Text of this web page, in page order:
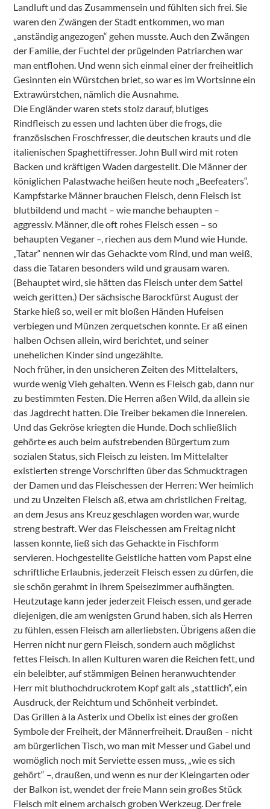
Landluft und das Zusammensein und fühlten sich frei. Sie
waren den Zwängen der Stadt entkommen, wo man
„anständig angezogen“ gehen musste. Auch den Zwängen
der Familie, der Fuchtel der prügelnden Patriarchen war
man entflohen. Und wenn sich einmal einer der freiheitlich
Gesinnten ein Würstchen briet, so war es im Wortsinne ein
Extrawürstchen, nämlich die Ausnahme.
Die Engländer waren stets stolz darauf, blutiges
Rindfleisch zu essen und lachten über die frogs, die
französischen Froschfresser, die deutschen krauts und die
italienischen Spaghettifresser. John Bull wird mit roten
Backen und kräftigen Waden dargestellt. Die Männer der
königlichen Palastwache heißen heute noch „Beefeaters“.
Kampfstarke Männer brauchen Fleisch, denn Fleisch ist
blutbildend und macht – wie manche behaupten –
aggressiv. Männer, die oft rohes Fleisch essen – so
behaupten Veganer –, riechen aus dem Mund wie Hunde.
„Tatar“ nennen wir das Gehackte vom Rind, und man weiß,
dass die Tataren besonders wild und grausam waren.
(Behauptet wird, sie hätten das Fleisch unter dem Sattel
weich geritten.) Der sächsische Barockfürst August der
Starke hieß so, weil er mit bloßen Händen Hufeisen
verbiegen und Münzen zerquetschen konnte. Er aß einen
halben Ochsen allein, wird berichtet, und seiner
unehelichen Kinder sind ungezählte.
Noch früher, in den unsicheren Zeiten des Mittelalters,
wurde wenig Vieh gehalten. Wenn es Fleisch gab, dann nur
zu bestimmten Festen. Die Herren aßen Wild, da allein sie
das Jagdrecht hatten. Die Treiber bekamen die Innereien.
Und das Gekröse kriegten die Hunde. Doch schließlich
gehörte es auch beim aufstrebenden Bürgertum zum
sozialen Status, sich Fleisch zu leisten. Im Mittelalter
existierten strenge Vorschriften über das Schmucktragen
der Damen und das Fleischessen der Herren: Wer heimlich
und zu Unzeiten Fleisch aß, etwa am christlichen Freitag,
an dem Jesus ans Kreuz geschlagen worden war, wurde
streng bestraft. Wer das Fleischessen am Freitag nicht
lassen konnte, ließ sich das Gehackte in Fischform
servieren. Hochgestellte Geistliche hatten vom Papst eine
schriftliche Erlaubnis, jederzeit Fleisch essen zu dürfen, die
sie schön gerahmt in ihrem Speisezimmer aufhängten.
Heutzutage kann jeder jederzeit Fleisch essen, und gerade
diejenigen, die am wenigsten Grund haben, sich als Herren
zu fühlen, essen Fleisch am allerliebsten. Übrigens aßen die
Herren nicht nur gern Fleisch, sondern auch möglichst
fettes Fleisch. In allen Kulturen waren die Reichen fett, und
ein beleibter, auf stämmigen Beinen heranwuchtender
Herr mit bluthochdruckrotem Kopf galt als „stattlich“, ein
Ausdruck, der Reichtum und Schönheit verbindet.
Das Grillen à la Asterix und Obelix ist eines der großen
Symbole der Freiheit, der Männerfreiheit. Draußen – nicht
am bürgerlichen Tisch, wo man mit Messer und Gabel und
womöglich noch mit Serviette essen muss, „wie es sich
gehört“ –, draußen, und wenn es nur der Kleingarten oder
der Balkon ist, wendet der freie Mann sein großes Stück
Fleisch mit einem archaisch groben Werkzeug. Der freie